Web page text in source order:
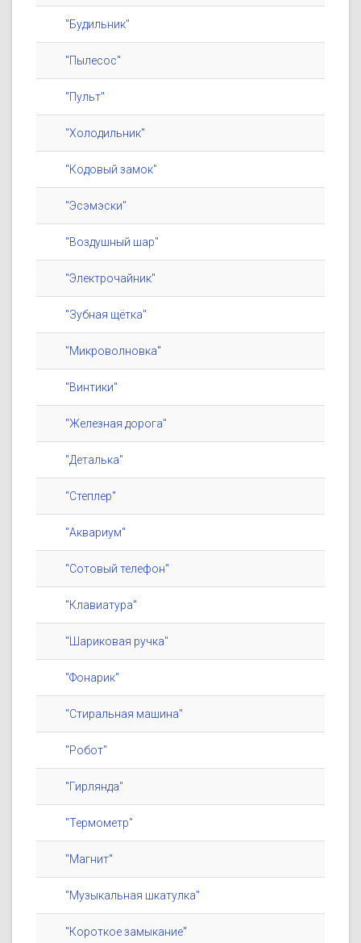
"Будильник"
"Пылесос"
"Пульт"
"Холодильник"
"Кодовый замок"
"Эсэмэски"
"Воздушный шар"
"Электрочайник"
"Зубная щётка"
"Микроволновка"
"Винтики"
"Железная дорога"
"Деталька"
"Степлер"
"Аквариум"
"Сотовый телефон"
"Клавиатура"
"Шариковая ручка"
"Фонарик"
"Стиральная машина"
"Робот"
"Гирлянда"
"Термометр"
"Магнит"
"Музыкальная шкатулка"
"Короткое замыкание"